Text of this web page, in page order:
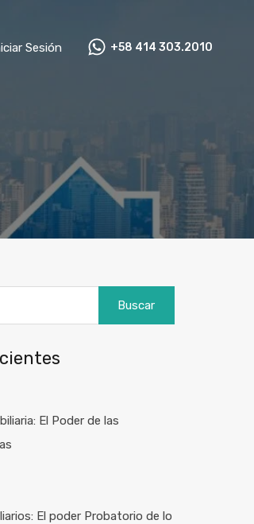
Sesión +58 414 303.2010
El Poder de las
El poder Probatorio de lo